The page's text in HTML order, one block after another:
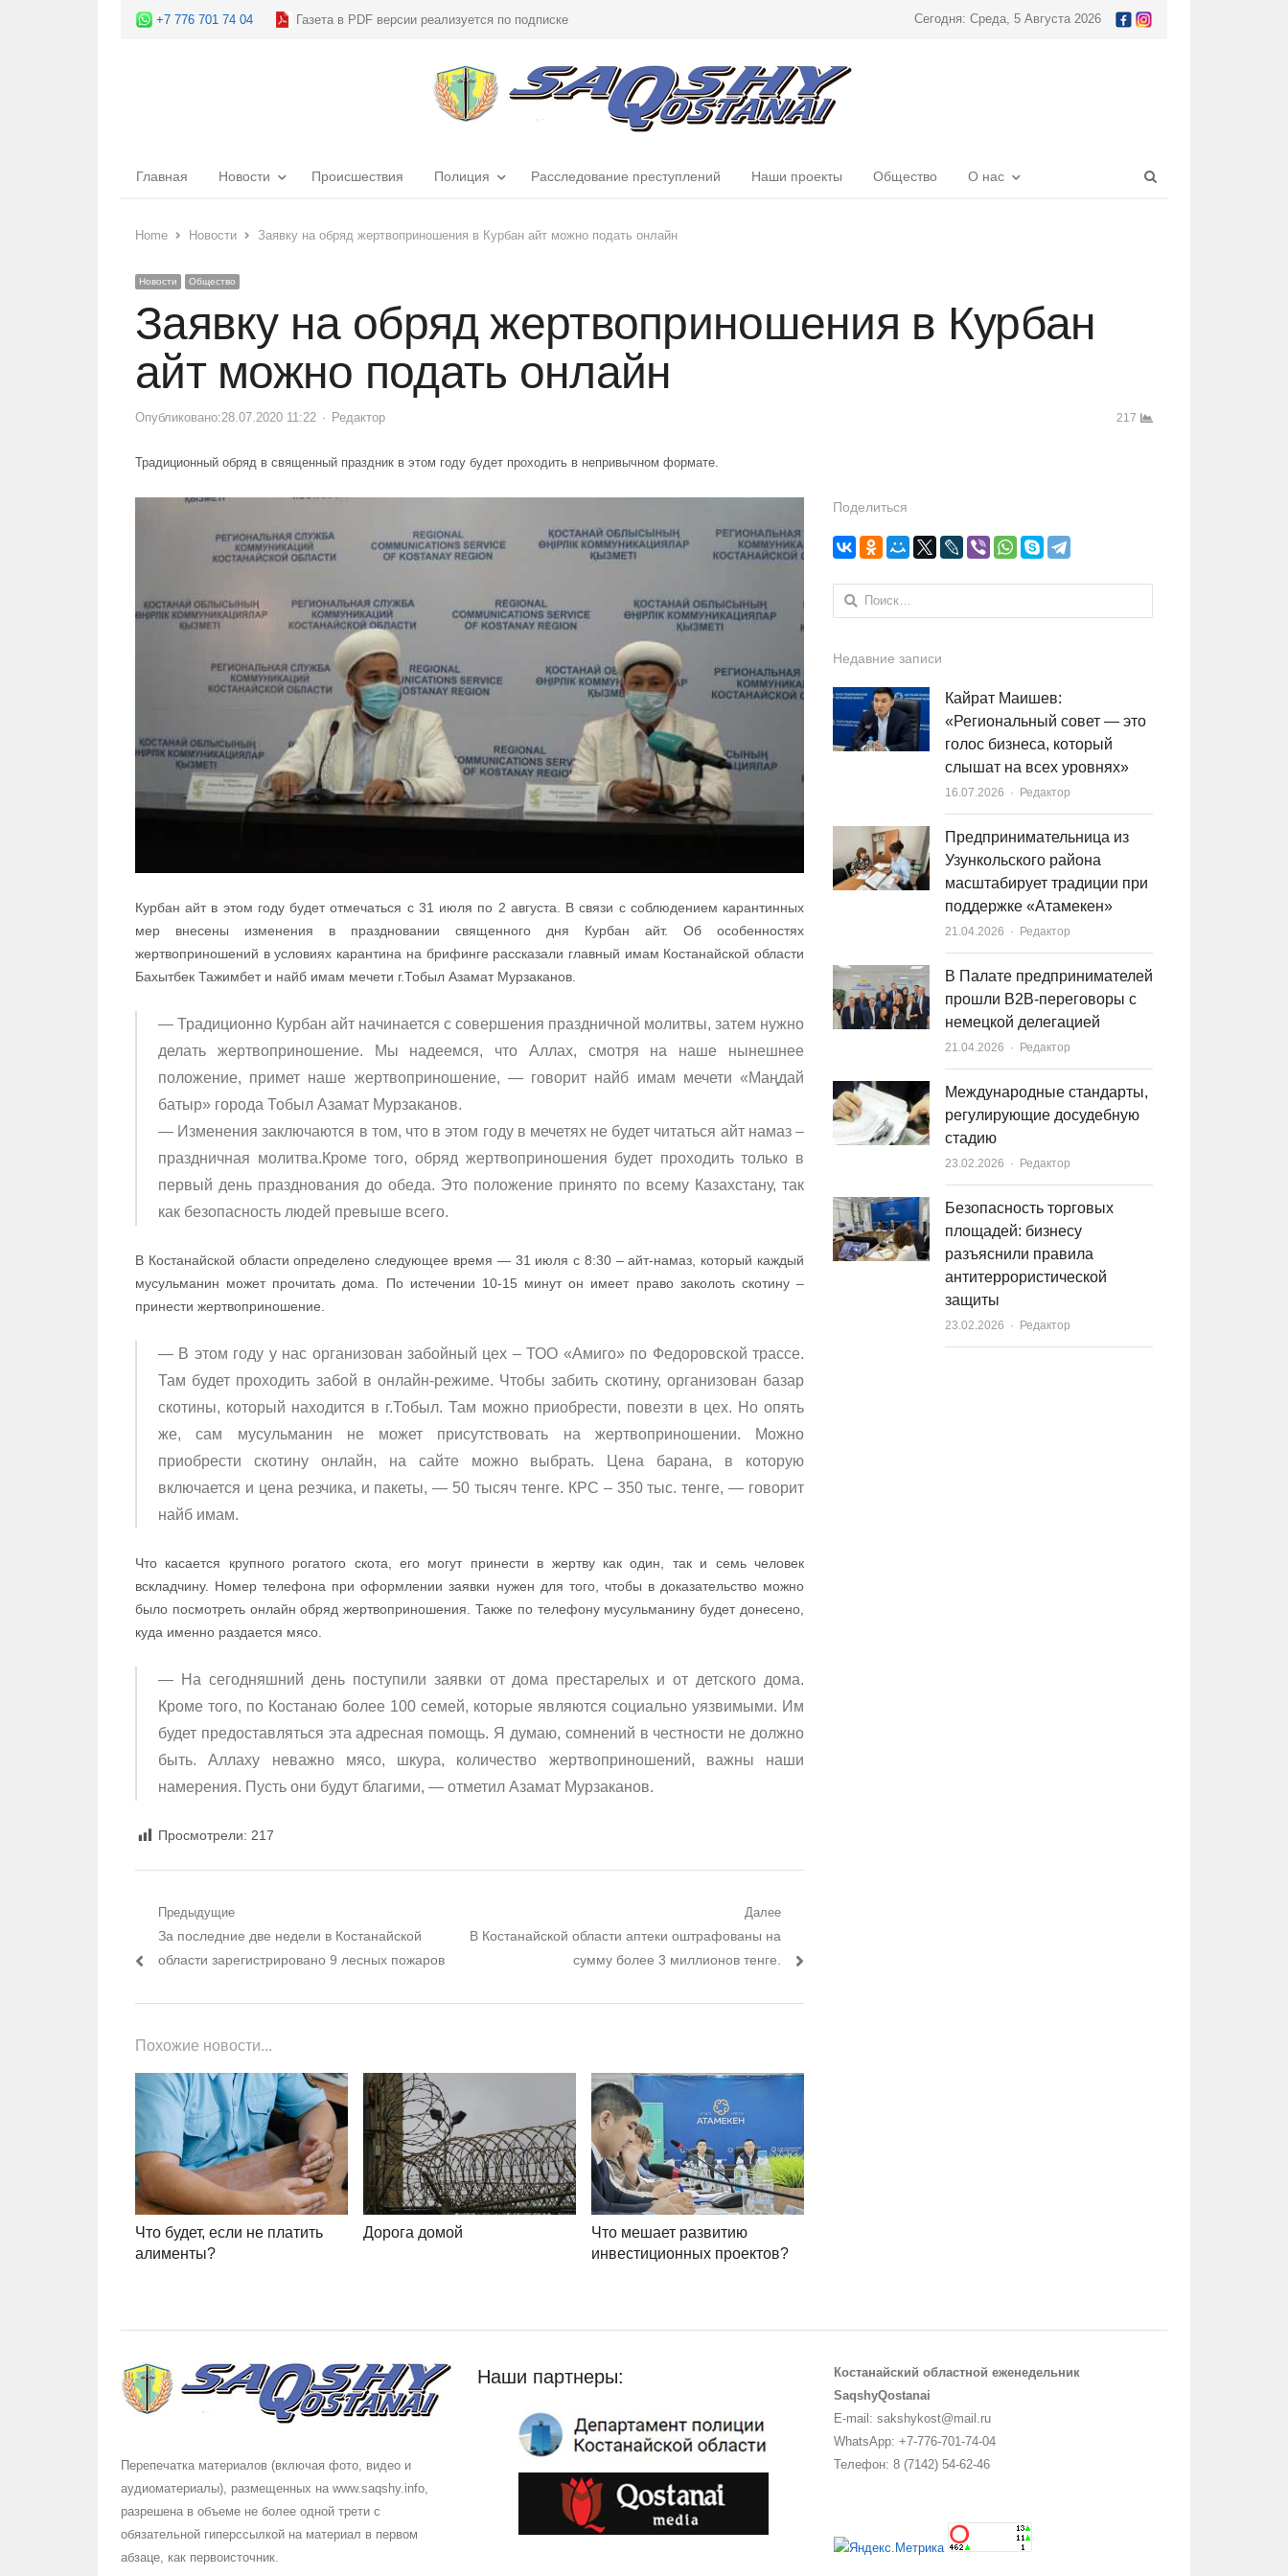
+7 776 701 74 04 Газета в PDF версии реализуется по подписке Сегодня: Среда, 5 Августа 2026
Главная Новости Происшествия Полиция Расследование преступлений Наши проекты Общество О нас
Home
Новости Заявку на обряд жертвоприношения в Курбан айт можно подать онлайн
Новости Общество
Заявку на обряд жертвоприношения в Курбан
айт можно подать онлайн
Опубликовано:28.07.2020 11:22 Author
Редактор 217
Традиционный обряд в священный праздник в этом году будет проходить в непривычном формате.
Курбан айт в этом году будет отмечаться с 31 июля по 2 августа. В связи с соблюдением карантинных
мер внесены изменения в праздновании священного дня Курбан айт. Об особенностях
жертвоприношений в условиях карантина на брифинге рассказали главный имам Костанайской области
Бахытбек Тажимбет и найб имам мечети г.Тобыл Азамат Мурзаканов.
— Традиционно Курбан айт начинается с совершения праздничной молитвы, затем нужно
делать жертвоприношение. Мы надеемся, что Аллах, смотря на наше нынешнее
положение, примет наше жертвоприношение, — говорит найб имам мечети «Маңдай
батыр» города Тобыл Азамат Мурзаканов.
— Изменения заключаются в том, что в этом году в мечетях не будет читаться айт намаз –
праздничная молитва.Кроме того, обряд жертвоприношения будет проходить только в
первый день празднования до обеда. Это положение принято по всему Казахстану, так
как безопасность людей превыше всего.
В Костанайской области определено следующее время — 31 июля с 8:30 – айт-намаз, который каждый
мусульманин может прочитать дома. По истечении 10-15 минут он имеет право заколоть скотину –
принести жертвоприношение.
— В этом году у нас организован забойный цех – ТОО «Амиго» по Федоровской трассе.
Там будет проходить забой в онлайн-режиме. Чтобы забить скотину, организован базар
скотины, который находится в г.Тобыл. Там можно приобрести, повезти в цех. Но опять
же, сам мусульманин не может присутствовать на жертвоприношении. Можно
приобрести скотину онлайн, на сайте можно выбрать. Цена барана, в которую
включается и цена резчика, и пакеты, — 50 тысяч тенге. КРС – 350 тыс. тенге, — говорит
найб имам.
Что касается крупного рогатого скота, его могут принести в жертву как один, так и семь человек
вскладчину. Номер телефона при оформлении заявки нужен для того, чтобы в доказательство можно
было посмотреть онлайн обряд жертвоприношения. Также по телефону мусульманину будет донесено,
куда именно раздается мясо.
— На сегодняшний день поступили заявки от дома престарелых и от детского дома.
Кроме того, по Костанаю более 100 семей, которые являются социально уязвимыми. Им
будет предоставляться эта адресная помощь. Я думаю, сомнений в честности не должно
быть. Аллаху неважно мясо, шкура, количество жертвоприношений, важны наши
намерения. Пусть они будут благими, — отметил Азамат Мурзаканов.
Просмотрели: 217
Навигация по записям
Предыдущие
Предыдущий пост:
За последние две недели в Костанайской
области зарегистрировано 9 лесных пожаров
Далее
Следующий пост:
В Костанайской области аптеки оштрафованы на
сумму более 3 миллионов тенге.
Похожие новости...
Что будет, если не платить
алименты?
Дорога домой
Что мешает развитию
инвестиционных проектов?
Поделиться
Найти:
Недавние записи
Кайрат Маишев:
«Региональный совет — это
голос бизнеса, который
слышат на всех уровнях»
16.07.2026 Author
Редактор
Предпринимательница из
Узункольского района
масштабирует традиции при
поддержке «Атамекен»
21.04.2026 Author
Редактор
В Палате предпринимателей
прошли B2B-переговоры с
немецкой делегацией
21.04.2026 Author
Редактор
Международные стандарты,
регулирующие досудебную
стадию
23.02.2026 Author
Редактор
Безопасность торговых
площадей: бизнесу
разъяснили правила
антитеррористической
защиты
23.02.2026 Author
Редактор
Перепечатка материалов (включая фото, видео и
аудиоматериалы), размещенных на www.saqshy.info,
разрешена в объеме не более одной трети с
обязательной гиперссылкой на материал в первом
абзаце, как первоисточник.
Наши партнеры:
Костанайский областной еженедельник
SaqshyQostanai
E-mail: sakshykost@mail.ru
WhatsApp: +7-776-701-74-04
Телефон: 8 (7142) 54-62-46